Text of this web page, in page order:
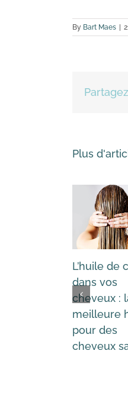
By Bart Maes
Plus
L’huile de
dans vos
cheveux :
meilleure
pour des
cheveux